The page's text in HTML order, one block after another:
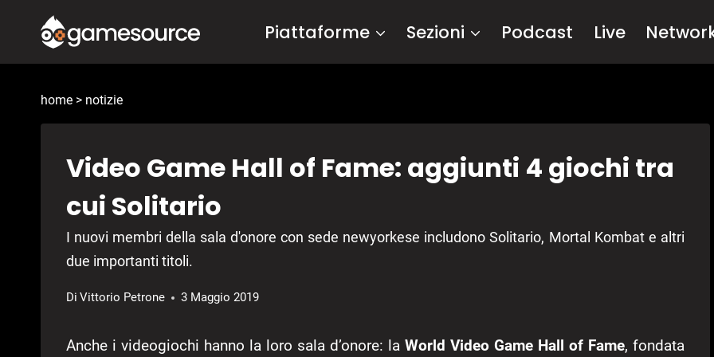
contenuto
Piattaforme Sezioni Podcast Live
home > notizie
Video Game Hall of Fame: aggiunti 4 giochi tra
cui Solitario
I nuovi membri della sala d'onore con sede newyorkese includono Solitario, Mortal Kombat e altri
due importanti titoli.
Di Vittorio Petrone 3 Maggio 2019
Anche i videogiochi hanno la loro sala d’onore: la World Video Game Hall of Fame, fondata